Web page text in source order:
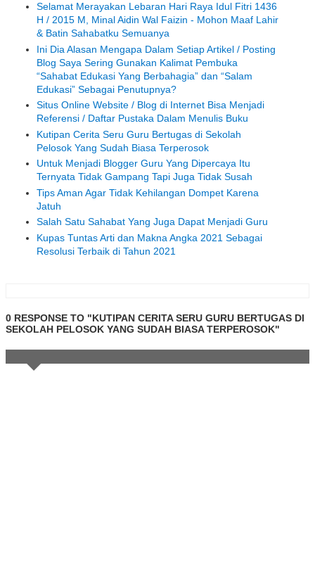
Selamat Merayakan Lebaran Hari Raya Idul Fitri 1436
H / 2015 M, Minal Aidin Wal Faizin - Mohon Maaf Lahir
& Batin Sahabatku Semuanya
Ini Dia Alasan Mengapa Dalam Setiap Artikel / Posting
Blog Saya Sering Gunakan Kalimat Pembuka
“Sahabat Edukasi Yang Berbahagia” dan “Salam
Edukasi” Sebagai Penutupnya?
Situs Online Website / Blog di Internet Bisa Menjadi
Referensi / Daftar Pustaka Dalam Menulis Buku
Kutipan Cerita Seru Guru Bertugas di Sekolah
Pelosok Yang Sudah Biasa Terperosok
Untuk Menjadi Blogger Guru Yang Dipercaya Itu
Ternyata Tidak Gampang Tapi Juga Tidak Susah
Tips Aman Agar Tidak Kehilangan Dompet Karena
Jatuh
Salah Satu Sahabat Yang Juga Dapat Menjadi Guru
Kupas Tuntas Arti dan Makna Angka 2021 Sebagai
Resolusi Terbaik di Tahun 2021
0 RESPONSE TO "KUTIPAN CERITA SERU GURU BERTUGAS DI
SEKOLAH PELOSOK YANG SUDAH BIASA TERPEROSOK"